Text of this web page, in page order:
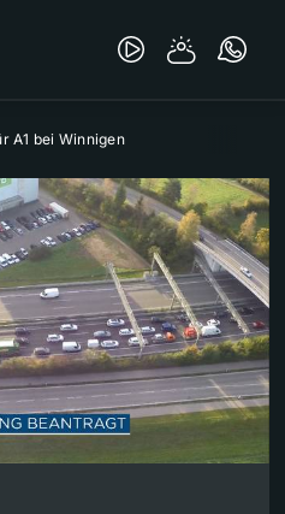
A1 bei Winnigen